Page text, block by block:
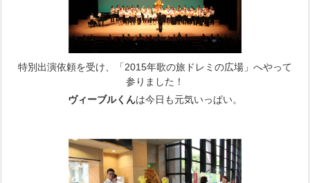
特別出演依頼を受け、「2015年歌の旅ドレミの広場」へやって
参りました！
ヴィーブルくんは今日も元気いっぱい。